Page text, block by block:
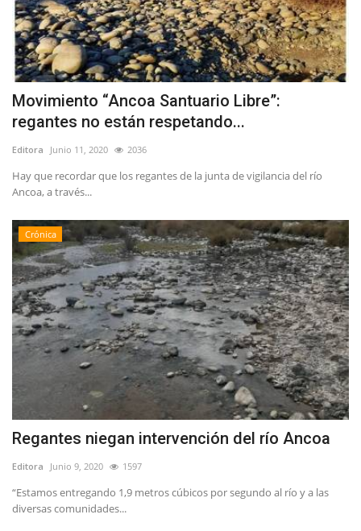
Movimiento “Ancoa Santuario Libre”:
regantes no están respetando...
Editora Junio 11, 2020 2036
Hay que recordar que los regantes de la junta de vigilancia del río
Ancoa, a través...
Crónica
Regantes niegan intervención del río Ancoa
Editora Junio 9, 2020 1597
“Estamos entregando 1,9 metros cúbicos por segundo al río y a las
diversas comunidades...